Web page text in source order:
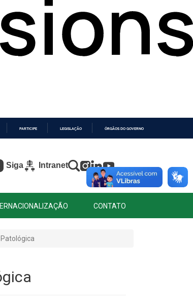
PARTICIPE LEGISLAÇÃO ÓRGÃOS DO GOVERNO
Siga Intranet
CONTATO